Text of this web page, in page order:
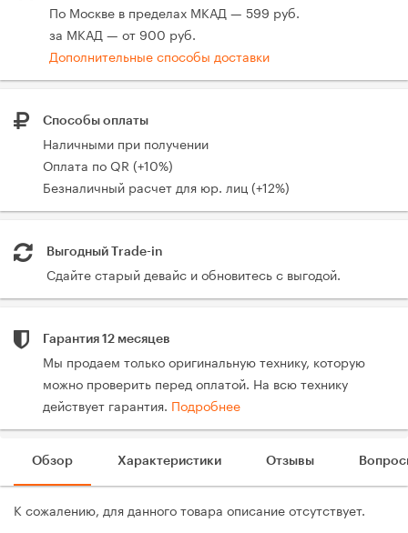
По Москве в пределах МКАД — 599 руб.
за МКАД — от 900 руб.
Дополнительные способы доставки
Способы оплаты
Наличными при получении
Оплата по QR (+10%)
Безналичный расчет для юр. лиц (+12%)
Выгодный Trade-in
Сдайте старый девайс и обновитесь с выгодой.
Гарантия 12 месяцев
Мы продаем только оригинальную технику, которую
можно проверить перед оплатой. На всю технику
действует гарантия. Подробнее
Обзор Характеристики Отзывы
К сожалению, для данного товара описание отсутствует.